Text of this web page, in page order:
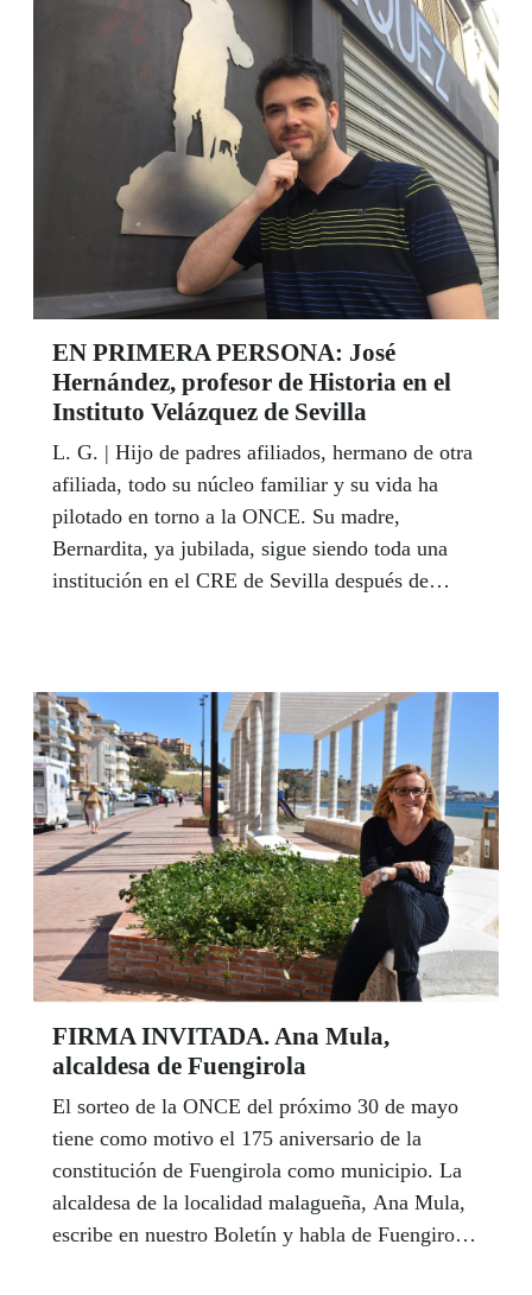
una revolución para el transporte de las personas
con discapacidad”.
EN PRIMERA PERSONA: José
Hernández, profesor de Historia en el
Instituto Velázquez de Sevilla
L. G. | Hijo de padres afiliados, hermano de otra
afiliada, todo su núcleo familiar y su vida ha
pilotado en torno a la ONCE. Su madre,
Bernardita, ya jubilada, sigue siendo toda una
institución en el CRE de Sevilla después de
Historia en el Instituto Velázquez de la capital
andaluza. En cada clase busca un clímax, una
emoción, una reaccion, y trata de llegar al
corazón de sus alumnos. No concibe la
enseñanza de otra manera, como un espectáculo.
FIRMA INVITADA. Ana Mula,
alcaldesa de Fuengirola
El sorteo de la ONCE del próximo 30 de mayo
tiene como motivo el 175 aniversario de la
constitución de Fuengirola como municipio. La
alcaldesa de la localidad malagueña, Ana Mula,
escribe en nuestro Boletín y habla de Fuengirola